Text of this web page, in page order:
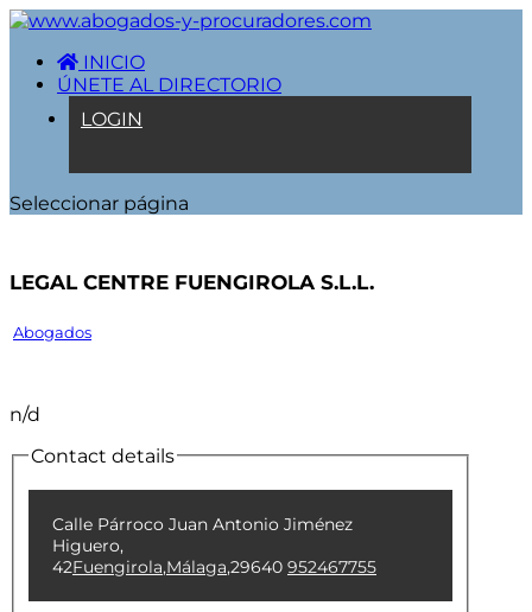
INICIO
ÚNETE AL DIRECTORIO
LOGIN
Seleccionar página
Legal Centre Fuengirola S.L.L.
Abogados
n/d
Contact details
Calle Párroco Juan Antonio Jiménez
Higuero,
42Fuengirola,Málaga,29640 952467755